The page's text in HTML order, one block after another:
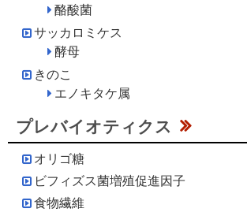
酪酸菌
サッカロミケス
酵母
きのこ
エノキタケ属
プレバイオティクス
オリゴ糖
ビフィズス菌増殖促進因子
食物繊維